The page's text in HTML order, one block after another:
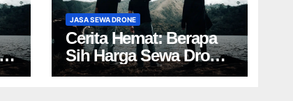
JASA SEWA DRONE
Cerita Hemat: Berapa
Sih Harga Sewa Drone
Yogyakarta?